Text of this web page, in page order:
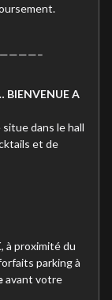
BIENVENUE A
dans le hall
et de
à proximité du
parking à
avant votre